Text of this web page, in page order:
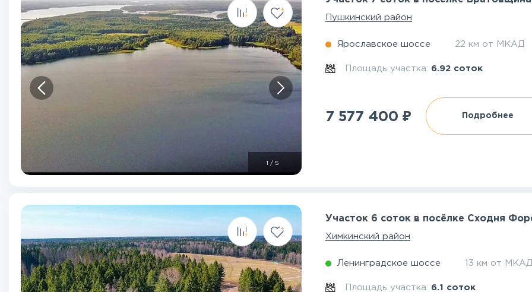
/ 5
Пушкинский район
Ярославское шоссе 22 км от МКАД
Площадь участка: 6.92 соток
7 577 400 ₽ Подробнее
Участок 6 соток в посёлке Сходня
Химкинский район
Ленинградское шоссе 13 км от
Площадь участка: 6.1 соток